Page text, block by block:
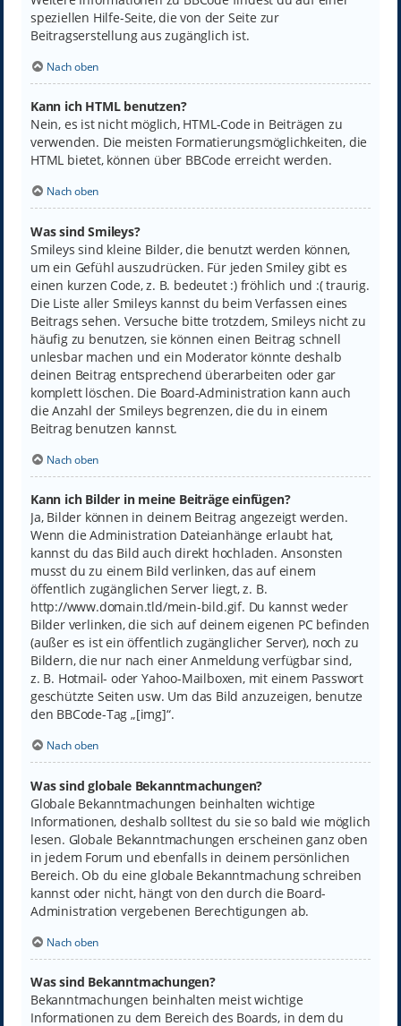
speziellen Hilfe-Seite, die von der Seite zur
Beitragserstellung aus zugänglich ist.
Nach oben
Kann ich HTML benutzen?
Nein, es ist nicht möglich, HTML-Code in Beiträgen zu
verwenden. Die meisten Formatierungsmöglichkeiten, die
HTML bietet, können über BBCode erreicht werden.
Nach oben
Was sind Smileys?
Smileys sind kleine Bilder, die benutzt werden können,
um ein Gefühl auszudrücken. Für jeden Smiley gibt es
einen kurzen Code, z. B. bedeutet :) fröhlich und :( traurig.
Die Liste aller Smileys kannst du beim Verfassen eines
Beitrags sehen. Versuche bitte trotzdem, Smileys nicht zu
häufig zu benutzen, sie können einen Beitrag schnell
unlesbar machen und ein Moderator könnte deshalb
deinen Beitrag entsprechend überarbeiten oder gar
komplett löschen. Die Board-Administration kann auch
die Anzahl der Smileys begrenzen, die du in einem
Beitrag benutzen kannst.
Nach oben
Kann ich Bilder in meine Beiträge einfügen?
Ja, Bilder können in deinem Beitrag angezeigt werden.
Wenn die Administration Dateianhänge erlaubt hat,
kannst du das Bild auch direkt hochladen. Ansonsten
musst du zu einem Bild verlinken, das auf einem
öffentlich zugänglichen Server liegt, z. B.
http://www.domain.tld/mein-bild.gif. Du kannst weder
Bilder verlinken, die sich auf deinem eigenen PC befinden
(außer es ist ein öffentlich zugänglicher Server), noch zu
Bildern, die nur nach einer Anmeldung verfügbar sind,
z. B. Hotmail- oder Yahoo-Mailboxen, mit einem Passwort
geschützte Seiten usw. Um das Bild anzuzeigen, benutze
den BBCode-Tag „[img]“.
Nach oben
Was sind globale Bekanntmachungen?
Globale Bekanntmachungen beinhalten wichtige
Informationen, deshalb solltest du sie so bald wie möglich
lesen. Globale Bekanntmachungen erscheinen ganz oben
in jedem Forum und ebenfalls in deinem persönlichen
Bereich. Ob du eine globale Bekanntmachung schreiben
kannst oder nicht, hängt von den durch die Board-
Administration vergebenen Berechtigungen ab.
Nach oben
Was sind Bekanntmachungen?
Bekanntmachungen beinhalten meist wichtige
Informationen zu dem Bereich des Boards, in dem du